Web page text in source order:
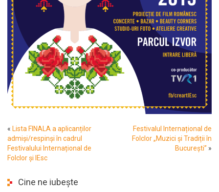
« Lista FINALA a aplicanților
admiși/respinși în cadrul
Festivalului Internațional de
Folclor și IEsc
Festivalul Internațional de
Folclor „Muzici și Tradiții în
București” »
Cine ne iubește